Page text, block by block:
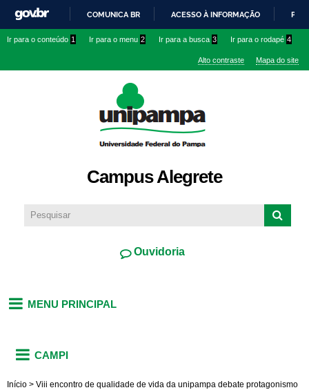
conteúdo
IR
O
COMUNICA BR ACESSO À INFORMAÇÃO
Ir para o conteúdo 1 Ir para o menu 2 Ir para a busca 3 Ir para o rodapé 4
Alto contraste Mapa do site
Campus Alegrete
Ouvidoria
MENU PRINCIPAL
CAMPI
Início > Viii encontro de qualidade de vida da unipampa debate protagonismo